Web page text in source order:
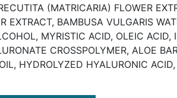
(MATRICARIA) FLOWER
EXTRACT, BAMBUSA VULGARIS
MYRISTIC ACID, OLEIC ACID,
CROSSPOLYMER, ALOE
HYDROLYZED HYALURONIC